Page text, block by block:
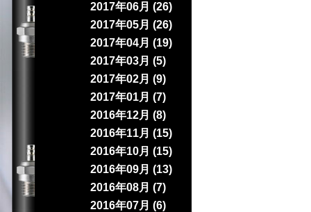
2017年06月 (26)
2017年05月 (26)
2017年04月 (19)
2017年03月 (5)
2017年02月 (9)
2017年01月 (7)
2016年12月 (8)
2016年11月 (15)
2016年10月 (15)
2016年09月 (13)
2016年08月 (7)
2016年07月 (6)